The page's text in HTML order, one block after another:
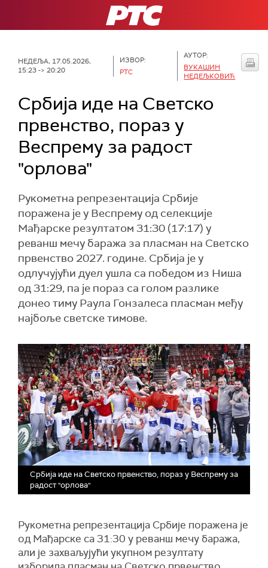
РТС
НЕДЕЉА, 17.05.2026,
15:23 -> 20:20
ИЗВОР:
РТС
АУТОР:
ВУКАШИН
НЕДЕЉКОВИЋ
Србија иде на Светско
првенство, пораз у
Веспрему за радост
"орлова"
Рукометна репрезентација Србије
поражена је у Веспрему од селекције
Мађарске резултатом 31:30 (17:17) у
реванш мечу баража за пласман на Светско
првенство 2027. године. Србија је у
одлучујући дуел ушла са победом из Ниша
од 31:29, па је пораз са голом разлике
донео тиму Раула Гонзалеса пласман међу
најбоље светске тимове.
Србија иде на Светско првенство, пораз у Веспрему за
радост "орлова"
Рукометна репрезентација Србије поражена је
од Мађарске са 31:30 у реванш мечу баража,
али је захваљујући укупном резултату